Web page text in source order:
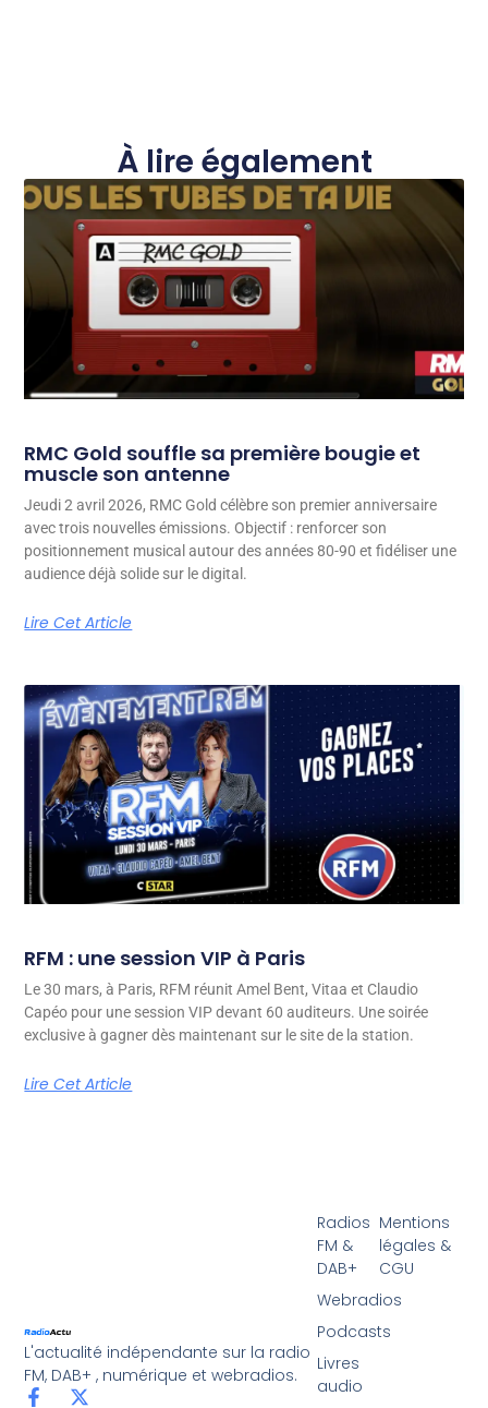
À lire également
RMC Gold souffle sa première bougie et
muscle son antenne
Jeudi 2 avril 2026, RMC Gold célèbre son premier anniversaire
avec trois nouvelles émissions. Objectif : renforcer son
positionnement musical autour des années 80-90 et fidéliser une
audience déjà solide sur le digital.
Lire Cet Article
RFM : une session VIP à Paris
Le 30 mars, à Paris, RFM réunit Amel Bent, Vitaa et Claudio
Capéo pour une session VIP devant 60 auditeurs. Une soirée
exclusive à gagner dès maintenant sur le site de la station.
Lire Cet Article
L'actualité indépendante sur la radio
FM, DAB+ , numérique et webradios.
Radios
FM &
DAB+
Webradios
Podcasts
Livres
audio
Mentions
légales &
CGU